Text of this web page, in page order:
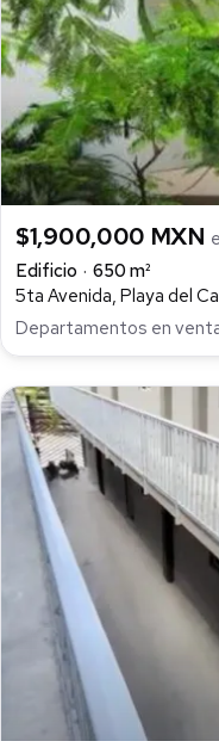
$1,900,000 MXN
Edificio
650 m²
5ta Avenida, Playa del
Departamentos en